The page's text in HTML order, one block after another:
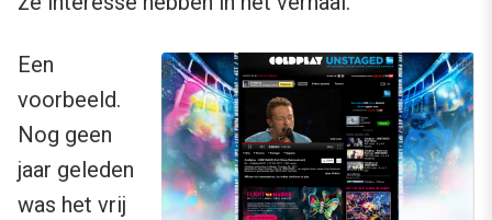
Een
voorbeeld.
Nog geen
jaar geleden
was het vrij